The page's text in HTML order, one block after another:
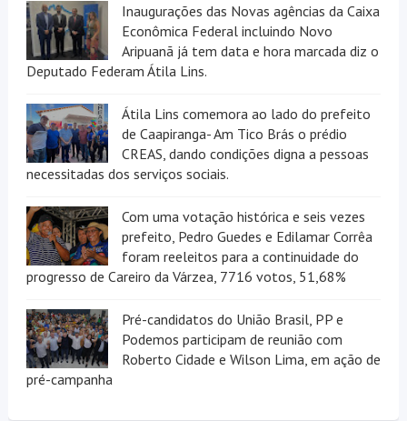
Inaugurações das Novas agências da Caixa
Econômica Federal incluindo Novo
Aripuanã já tem data e hora marcada diz o
Deputado Federam Átila Lins.
Átila Lins comemora ao lado do prefeito
de Caapiranga- Am Tico Brás o prédio
CREAS, dando condições digna a pessoas
necessitadas dos serviços sociais.
Com uma votação histórica e seis vezes
prefeito, Pedro Guedes e Edilamar Corrêa
foram reeleitos para a continuidade do
progresso de Careiro da Várzea, 7716 votos, 51,68%
Pré-candidatos do União Brasil, PP e
Podemos participam de reunião com
Roberto Cidade e Wilson Lima, em ação de
pré-campanha